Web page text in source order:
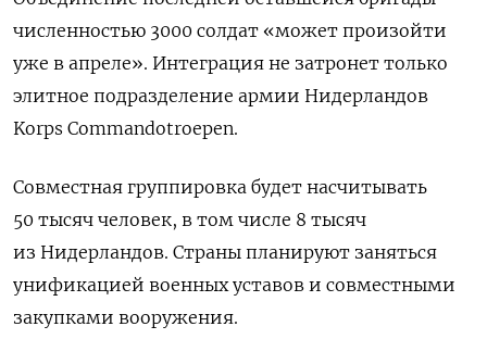
численностью 3000 солдат «может произойти
уже в апреле». Интеграция не затронет только
элитное подразделение армии Нидерландов
Korps Commandotroepen.
Совместная группировка будет насчитывать
50 тысяч человек, в том числе 8 тысяч
из Нидерландов. Страны планируют заняться
унификацией военных уставов и совместными
закупками вооружения.